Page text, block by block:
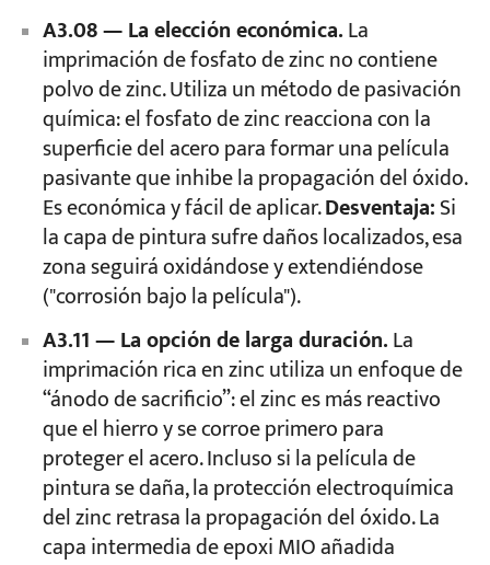
A3.08 — La elección económica.La
imprimación de fosfato de zinc no contiene
polvo de zinc. Utiliza un método de pasivación
química: el fosfato de zinc reacciona con la
superficie del acero para formar una película
pasivante que inhibe la propagación del óxido.
Es económica y fácil de aplicar.Desventaja:Si
la capa de pintura sufre daños localizados, esa
zona seguirá oxidándose y extendiéndose
("corrosión bajo la película").
A3.11 — La opción de larga duración.La
imprimación rica en zinc utiliza un enfoque de
“ánodo de sacrificio”: el zinc es más reactivo
que el hierro y se corroe primero para
proteger el acero. Incluso si la película de
pintura se daña, la protección electroquímica
del zinc retrasa la propagación del óxido. La
capa intermedia de epoxi MIO añadida